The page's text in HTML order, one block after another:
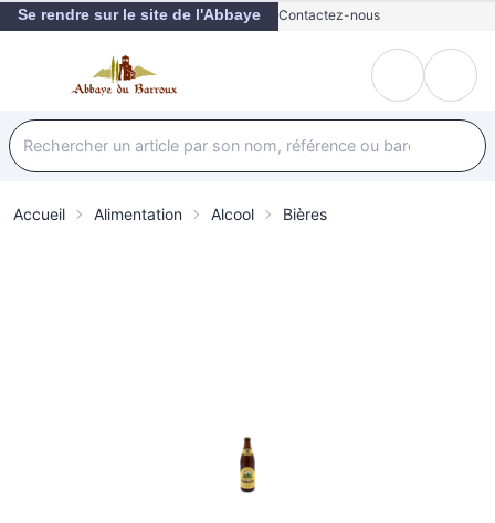
Se rendre sur le site de l'Abbaye Contactez-nous
Accueil Alimentation Alcool Bières